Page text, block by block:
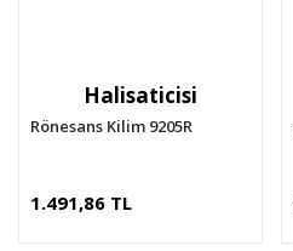
Halisaticisi
Rönesans Kilim 9205R
1.491,86 TL